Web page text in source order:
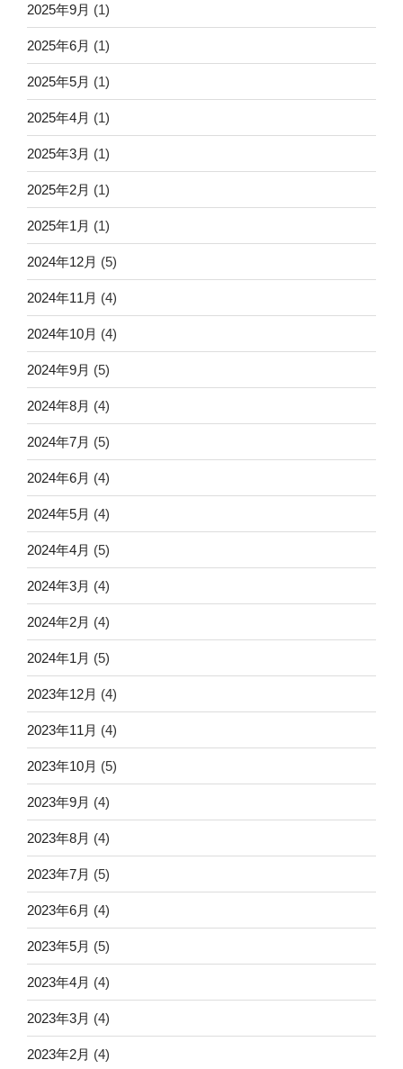
2025年9月 (1)
2025年6月 (1)
2025年5月 (1)
2025年4月 (1)
2025年3月 (1)
2025年2月 (1)
2025年1月 (1)
2024年12月 (5)
2024年11月 (4)
2024年10月 (4)
2024年9月 (5)
2024年8月 (4)
2024年7月 (5)
2024年6月 (4)
2024年5月 (4)
2024年4月 (5)
2024年3月 (4)
2024年2月 (4)
2024年1月 (5)
2023年12月 (4)
2023年11月 (4)
2023年10月 (5)
2023年9月 (4)
2023年8月 (4)
2023年7月 (5)
2023年6月 (4)
2023年5月 (5)
2023年4月 (4)
2023年3月 (4)
2023年2月 (4)